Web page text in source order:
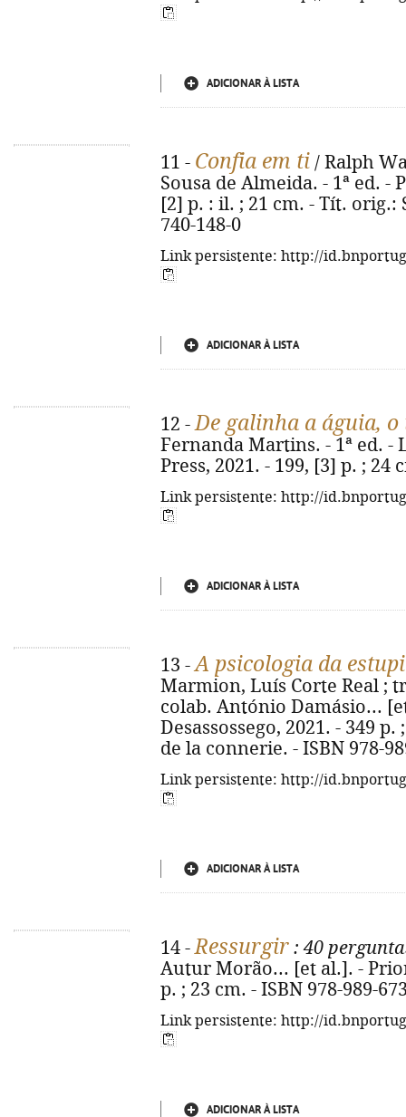
ADICIONAR À LISTA
11 - Confia em ti / Ralph
Sousa de Almeida. - 1ª ed. -
[2] p. : il. ; 21 cm. - Tít. orig.:
740-148-0
Link persistente: http://
ADICIONAR À LISTA
12 -De galinha a águia, o
Fernanda Martins. - 1ª ed.
Press, 2021. - 199, [3] p. ; 24
Link persistente: http://
ADICIONAR À LISTA
13 -A psicologia da
Marmion, Luís Corte Real ;
colab. António Damásio...
Desassossego, 2021. - 349
de la connerie. - ISBN 978-
Link persistente: http://
ADICIONAR À LISTA
14 -Ressurgir : 40
Autur Morão... [et al.]. -
p. ; 23 cm. - ISBN 978-989-
Link persistente: http://
ADICIONAR À LISTA